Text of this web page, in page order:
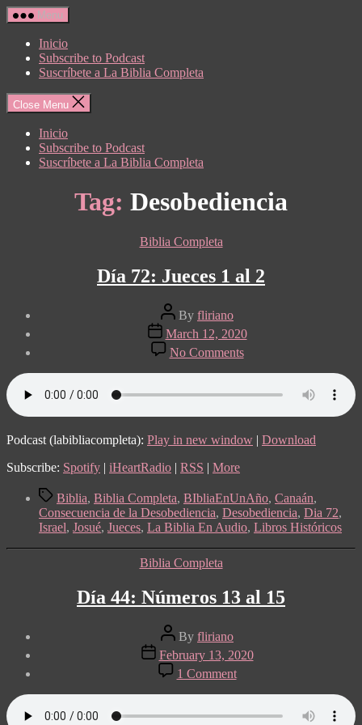
Skip
to
content
Menu
Inicio
Subscribe to Podcast
Suscríbete a La Biblia Completa
Close Menu
Inicio
Subscribe to Podcast
Suscríbete a La Biblia Completa
Tag: Desobediencia
Categories
Biblia Completa
Día 72: Jueces 1 al 2
Post
author
By fliriano
Post
date
March 12, 2020
No Commentson
Día
72:
Jueces
al
2
Podcast (labibliacompleta): Play in new window | Download
Subscribe: Spotify | iHeartRadio | RSS | More
TagsBiblia, Biblia Completa, BIbliaEnUnAño, Canaán,
Consecuencia de la Desobediencia, Desobediencia, Dia 72,
Israel, Josué, Jueces, La Biblia En Audio, Libros Históricos
Categories
Biblia Completa
Día 44: Números 13 al 15
Post
author
By fliriano
Post
date
February 13, 2020
1 Commenton
Día
44:
Números